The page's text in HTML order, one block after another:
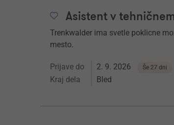
Asistent v
Trenkwalder ima svetle poklicne
mesto.
Prijave do 2. 9. 2026 Še 27 dni
Kraj dela Bled